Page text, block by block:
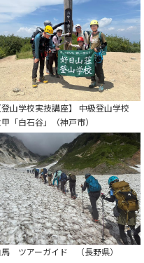
登山学校実技講座】 中級登山学校
「白石谷」（神戸市）
馬 ツアーガイド （長野県）